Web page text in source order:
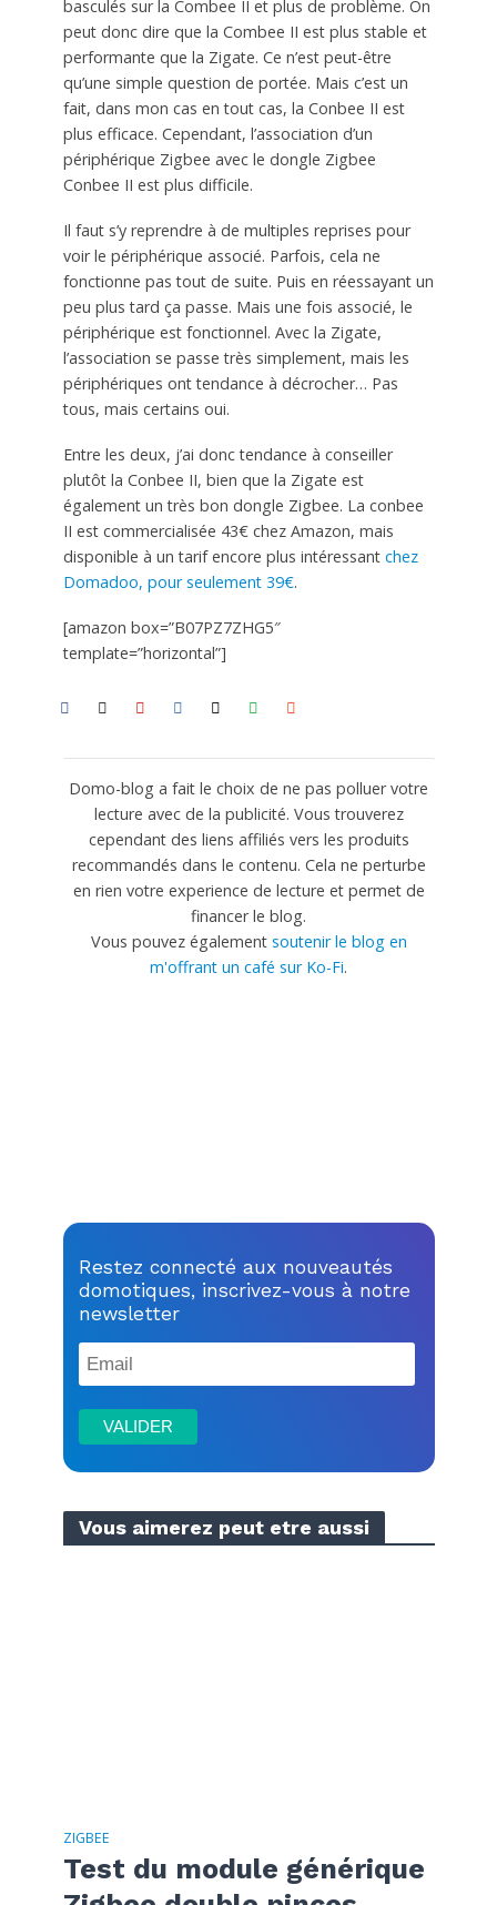
basculés sur la Combee II et plus de problème. On
peut donc dire que la Combee II est plus stable et
performante que la Zigate. Ce n’est peut-être
qu’une simple question de portée. Mais c’est un
fait, dans mon cas en tout cas, la Conbee II est
plus efficace. Cependant, l’association d’un
périphérique Zigbee avec le dongle Zigbee
Conbee II est plus difficile.
Il faut s’y reprendre à de multiples reprises pour
voir le périphérique associé. Parfois, cela ne
fonctionne pas tout de suite. Puis en réessayant un
peu plus tard ça passe. Mais une fois associé, le
périphérique est fonctionnel. Avec la Zigate,
l’association se passe très simplement, mais les
périphériques ont tendance à décrocher… Pas
tous, mais certains oui.
Entre les deux, j’ai donc tendance à conseiller
plutôt la Conbee II, bien que la Zigate est
également un très bon dongle Zigbee. La conbee
II est commercialisée 43€ chez Amazon, mais
disponible à un tarif encore plus intéressant chez
Domadoo, pour seulement 39€.
[amazon box=”B07PZ7ZHG5″
template=”horizontal”]
Domo-blog a fait le choix de ne pas polluer votre
lecture avec de la publicité. Vous trouverez
cependant des liens affiliés vers les produits
recommandés dans le contenu. Cela ne perturbe
en rien votre experience de lecture et permet de
financer le blog.
Vous pouvez également soutenir le blog en
m'offrant un café sur Ko-Fi.
Restez connecté aux nouveautés
domotiques, inscrivez-vous à notre
newsletter
Vous aimerez peut etre aussi
ZIGBEE
Test du module générique